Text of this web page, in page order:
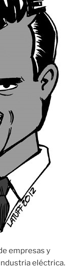
empresas y
eléctrica.